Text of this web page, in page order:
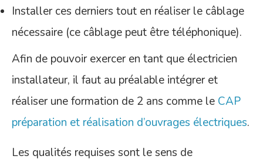
Installer ces derniers tout en réaliser le câblage
nécessaire (ce câblage peut être téléphonique).
Afin de pouvoir exercer en tant que électricien
installateur, il faut au préalable intégrer et
réaliser une formation de 2 ans comme le CAP
préparation et réalisation d’ouvrages électriques.
Les qualités requises sont le sens de